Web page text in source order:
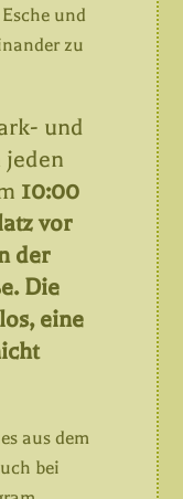
und
zu
und
10:00
vor
der
Die
eine
aus dem
bei